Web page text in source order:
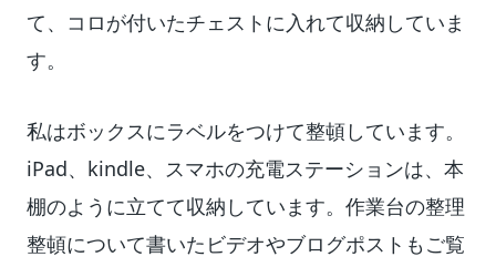
て、コロが付いたチェストに入れて収納していま
す。
私はボックスにラベルをつけて整頓しています。
iPad、kindle、スマホの充電ステーションは、本
棚のように立てて収納しています。作業台の整理
整頓について書いたビデオやブログポストもご覧